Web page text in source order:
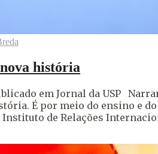
história
em Jornal da USP
É por meio do ensino e
de Relações